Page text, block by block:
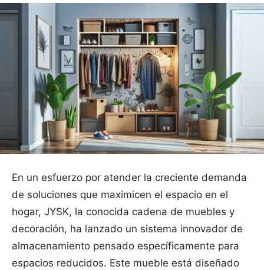
En un esfuerzo por atender la creciente demanda
de soluciones que maximicen el espacio en el
hogar, JYSK, la conocida cadena de muebles y
decoración, ha lanzado un sistema innovador de
almacenamiento pensado específicamente para
espacios reducidos. Este mueble está diseñado